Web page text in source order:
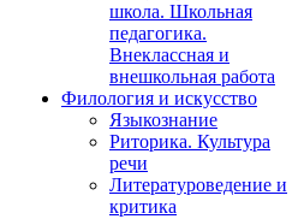
школа. Школьная
педагогика.
Внеклассная и
внешкольная работа
Филология и искусство
Языкознание
Риторика. Культура
речи
Литературоведение и
критика